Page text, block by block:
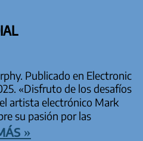
Publicado en Electronic
«Disfruto de los desafíos
artista electrónico Mark
su pasión por las
»